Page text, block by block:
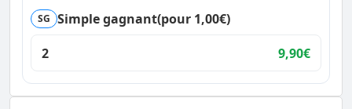
SG Simple gagnant(pour 1,00€)
2
9,90€